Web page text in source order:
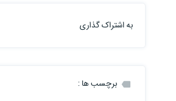
به اشتراک گذاری
برچسب ها :